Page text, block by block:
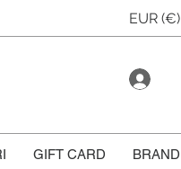
EUR (€)
GIFT CARD BRAND